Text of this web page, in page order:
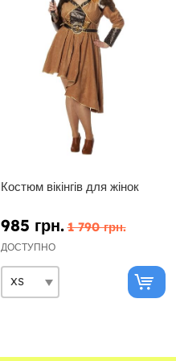
Костюм вікінгів для жінок
985 грн. 1 790 грн.
ДОСТУПНО